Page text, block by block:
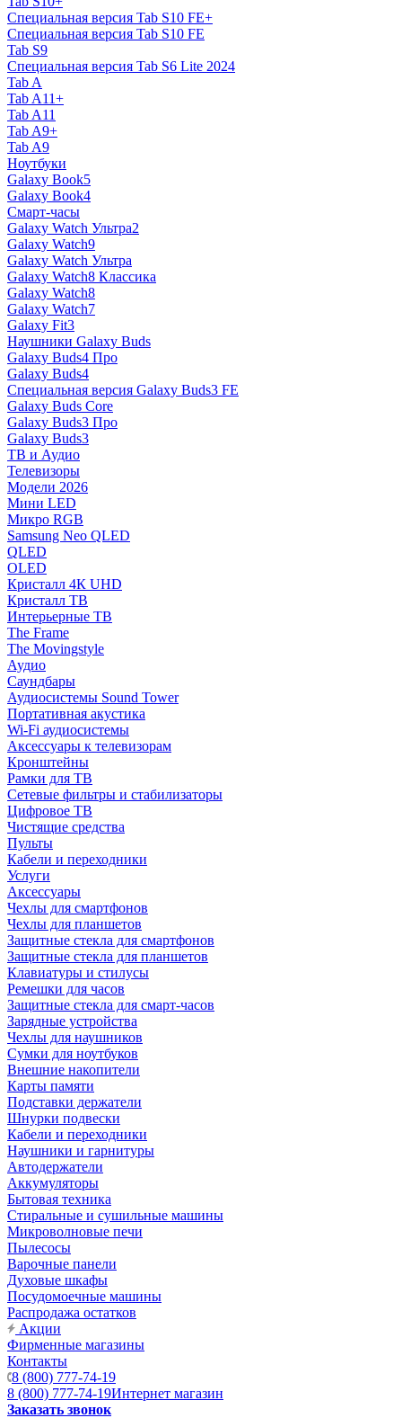
Специальная версия Tab S10 FE+
Специальная версия Tab S10 FE
Tab S9
Специальная версия Tab S6 Lite 2024
Tab A
Tab A11+
Tab A11
Tab A9+
Tab A9
Ноутбуки
Galaxy Book5
Galaxy Book4
Смарт-часы
Galaxy Watch Ультра2
Galaxy Watch9
Galaxy Watch Ультра
Galaxy Watch8 Классика
Galaxy Watch8
Galaxy Watch7
Galaxy Fit3
Наушники Galaxy Buds
Galaxy Buds4 Про
Galaxy Buds4
Специальная версия Galaxy Buds3 FE
Galaxy Buds Core
Galaxy Buds3 Про
Galaxy Buds3
ТВ и Аудио
Телевизоры
Модели 2026
Мини LED
Микро RGB
Samsung Neo QLED
QLED
OLED
Кристалл 4К UHD
Кристалл ТВ
Интерьерные ТВ
The Frame
The Movingstyle
Аудио
Саундбары
Аудиосистемы Sound Tower
Портативная акустика
Wi-Fi аудиосистемы
Аксессуары к телевизорам
Кронштейны
Рамки для ТВ
Сетевые фильтры и стабилизаторы
Цифровое ТВ
Чистящие средства
Пульты
Кабели и переходники
Услуги
Аксессуары
Чехлы для смартфонов
Чехлы для планшетов
Защитные стекла для смартфонов
Защитные стекла для планшетов
Клавиатуры и стилусы
Ремешки для часов
Защитные стекла для смарт-часов
Зарядные устройства
Чехлы для наушников
Сумки для ноутбуков
Внешние накопители
Карты памяти
Подставки держатели
Шнурки подвески
Кабели и переходники
Наушники и гарнитуры
Автодержатели
Аккумуляторы
Бытовая техника
Стиральные и сушильные машины
Микроволновые печи
Пылесосы
Варочные панели
Духовые шкафы
Посудомоечные машины
Распродажа остатков
Акции
Фирменные магазины
Контакты
8 (800) 777-74-19
8 (800) 777-74-19Интернет магазин
Заказать звонок